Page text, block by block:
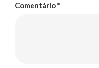
Comentário*